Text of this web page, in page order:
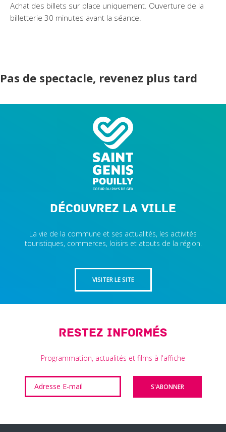
Achat des billets sur place uniquement. Ouverture de la
billetterie 30 minutes avant la séance.
Pas de spectacle, revenez plus tard
Découvrez la ville
La vie de la commune et ses actualités, les activités
touristiques, commerces, loisirs et atouts de la région.
VISITER LE SITE
Restez informés
Programmation, actualités et films à l'affiche